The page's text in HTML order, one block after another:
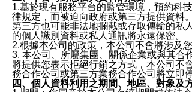
1.基於現有服務平台的監管環境，預約科
律規定，而被迫向政府或第三方提供資料。
第三方也可能非法地攔截或存取傳輸的私
的個人識別資料或私人通訊將永遠保密。
2.根據本公司的政策，本公司不會將涉及
3. 本公司、所屬集團、關係企業或與其合
將提供您表示拒絕行銷之方式，本公司不
務合作公司或第三方業務合作公司將立即
四、個人資料利用之期間、地區、對象及